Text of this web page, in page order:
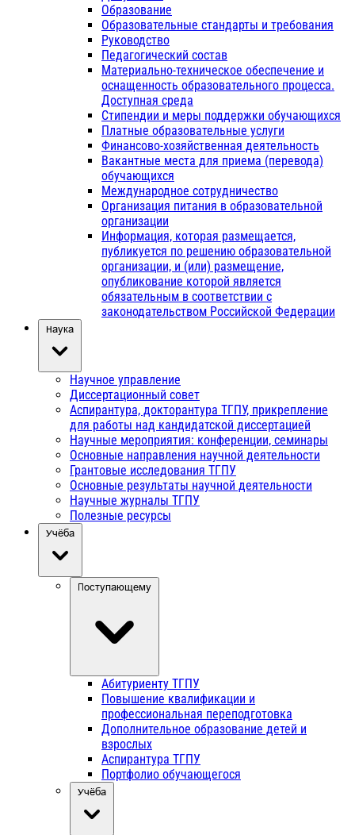
Образование
Образовательные стандарты и требования
Руководство
Педагогический состав
Материально-техническое обеспечение и
оснащенность образовательного процесса.
Доступная среда
Стипендии и меры поддержки обучающихся
Платные образовательные услуги
Финансово-хозяйственная деятельность
Вакантные места для приема (перевода)
обучающихся
Международное сотрудничество
Организация питания в образовательной
организации
Информация, которая размещается,
публикуется по решению образовательной
организации, и (или) размещение,
опубликование которой является
обязательным в соответствии с
законодательством Российской Федерации
Наука
Научное управление
Диссертационный совет
Аспирантура, докторантура ТГПУ, прикрепление
для работы над кандидатской диссертацией
Научные мероприятия: конференции, семинары
Основные направления научной деятельности
Грантовые исследования ТГПУ
Основные результаты научной деятельности
Научные журналы ТГПУ
Полезные ресурсы
Учёба
Поступающему
Абитуриенту ТГПУ
Повышение квалификации и
профессиональная переподготовка
Дополнительное образование детей и
взрослых
Аспирантура ТГПУ
Портфолио обучающегося
Учёба